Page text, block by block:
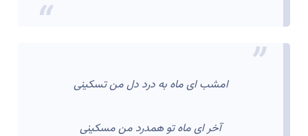
امشب ای ماه به درد دل من تسکینی
آخر ای ماه تو همدرد من مسکینی